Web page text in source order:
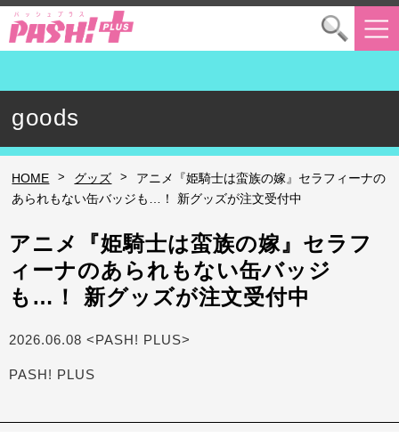
goods
HOME > グッズ >
アニメ『姫騎士は蛮族の嫁』セラフィーナの
あられもない缶バッジも…！ 新グッズが注文受付中
アニメ『姫騎士は蛮族の嫁』セラフ
ィーナのあられもない缶バッジ
も…！ 新グッズが注文受付中
2026.06.08 <PASH! PLUS>
PASH! PLUS